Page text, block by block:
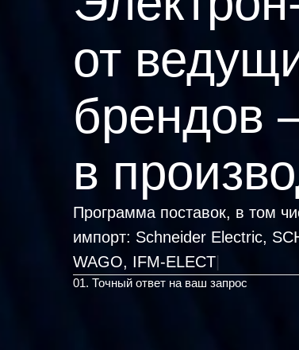
от
брендов
в
Программа поставок, в том
импорт:
Schneider Electric,
01. Точный ответ на ваш запрос